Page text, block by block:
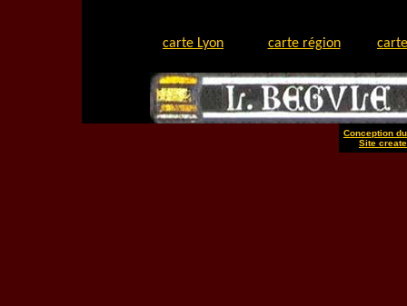
carte Lyon carte région
Conception
Site